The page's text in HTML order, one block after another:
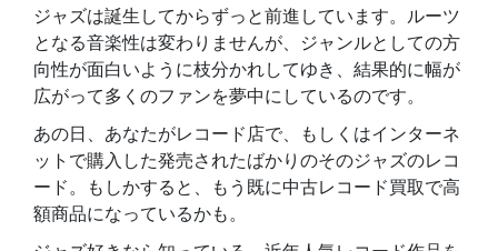
ジャズは誕生してからずっと前進しています。ルーツ
となる音楽性は変わりませんが、ジャンルとしての方
向性が面白いように枝分かれしてゆき、結果的に幅が
広がって多くのファンを夢中にしているのです。
あの日、あなたがレコード店で、もしくはインターネ
ットで購入した発売されたばかりのそのジャズのレコ
ード。もしかすると、もう既に中古レコード買取で高
額商品になっているかも。